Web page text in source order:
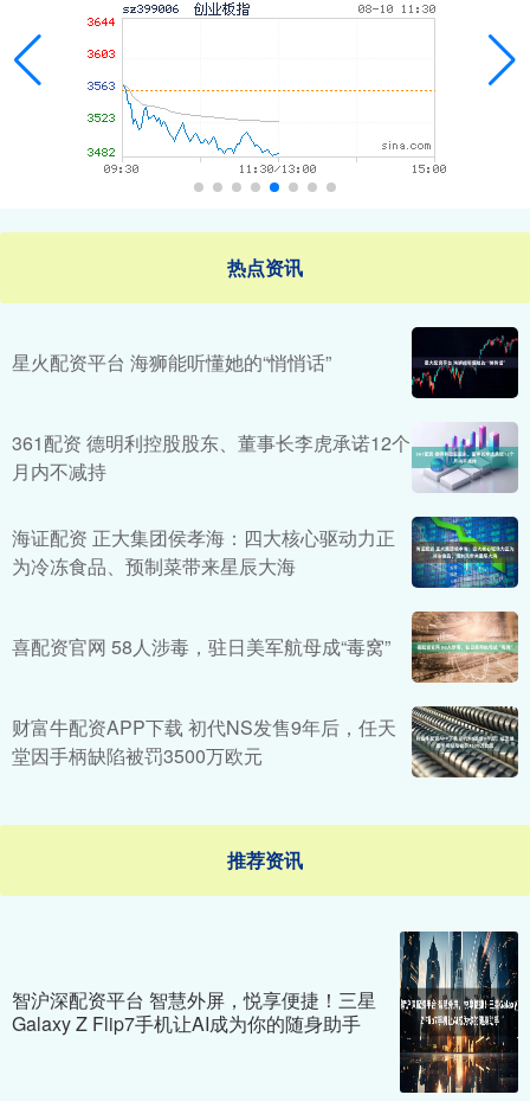
热点资讯
星火配资平台 海狮能听懂她的“悄悄话”
361配资 德明利控股股东、董事长李虎承诺12个
月内不减持
海证配资 正大集团侯孝海：四大核心驱动力正
为冷冻食品、预制菜带来星辰大海
喜配资官网 58人涉毒，驻日美军航母成“毒窝”
财富牛配资APP下载 初代NS发售9年后，任天
堂因手柄缺陷被罚3500万欧元
推荐资讯
智沪深配资平台 智慧外屏，悦享便捷！三星
Galaxy Z Flip7手机让AI成为你的随身助手